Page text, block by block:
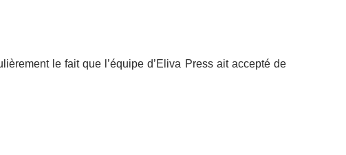
le fait que l’équipe d’Eliva Press ait accepté de